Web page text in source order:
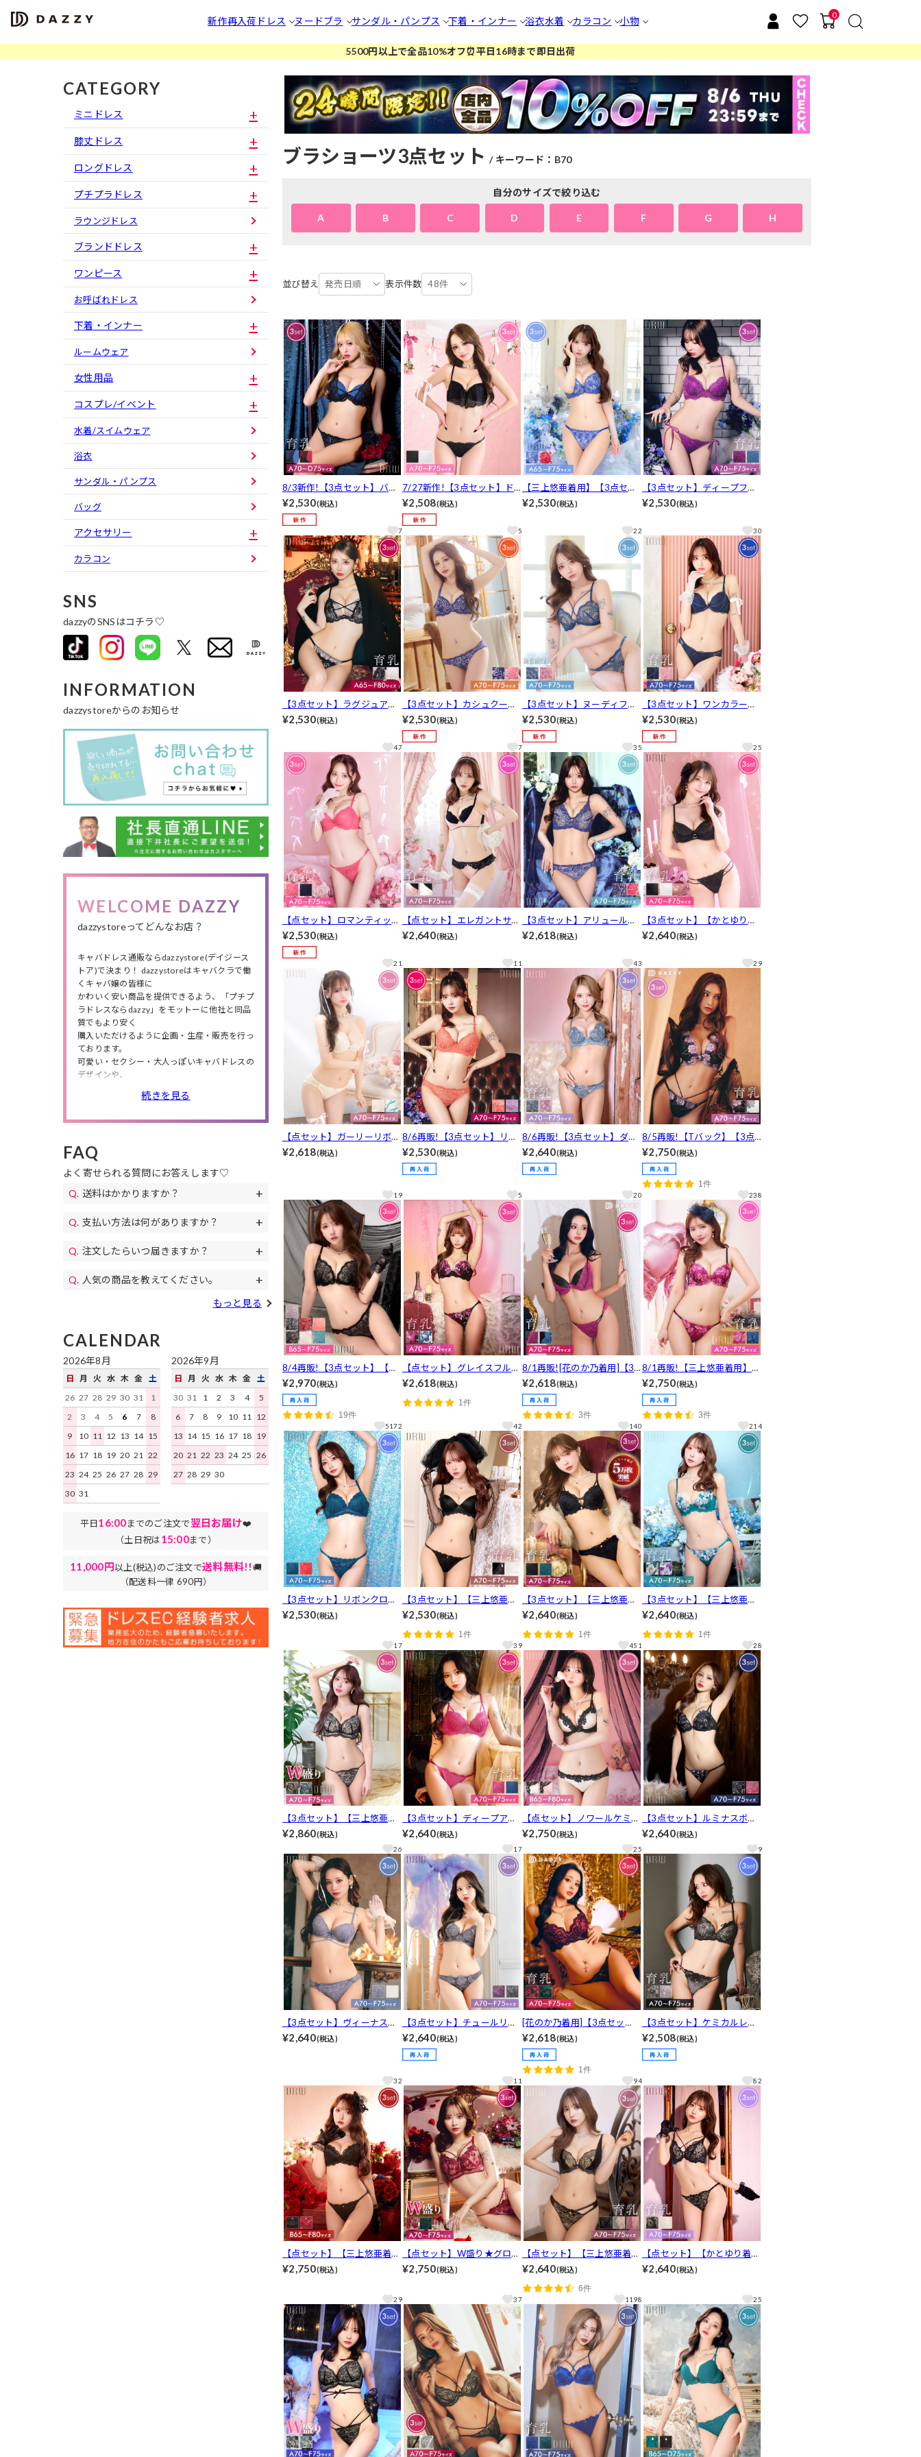
新作再入荷 ドレス ヌードブラ サンダル・パンプス 下着・インナー 浴衣水着 カラコン 小物
0
5500円以上で全品10%オフ⏰平日16時まで即日出荷
CATEGORY
ミニドレス
膝丈ドレス
ロングドレス
プチプラドレス
ラウンジドレス
ブランドドレス
ワンピース
お呼ばれドレス
下着・インナー
ルームウェア
女性用品
コスプレ/イベント
水着/スイムウェア
浴衣
サンダル・パンプス
バッグ
アクセサリー
カラコン
SNS
dazzyのSNSはコチラ♡
INFORMATION
dazzystoreからのお知らせ
WELCOME DAZZY
dazzystoreってどんなお店？
キャバドレス通販ならdazzystore(デイジース
トア)で決まり！ dazzystoreはキャバクラで働
くキャバ嬢の皆様に
かわいく安い商品を提供できるよう、「プチプ
ラドレスならdazzy」をモットーに他社と同品
質でもより安く
購入いただけるように企画・生産・販売を行っ
ております。
可愛い・セクシー・大人っぽいキャバドレスの
デザインや、
高級ドレス・韓国ドレス、結婚式・特別な日に
私服や同伴で使えるワンピースも多数取り扱っ
シチュエーションやニーズによってドレスが選
べます。
お得なクーポンも配布!下着やアクセサリー、
土日祝日も午後遅くまで当日発送しており
すぐにお届けします。
続きを見る
FAQ
よく寄せられる質問にお答えします♡
送料はかかりますか？
11,000円(税込)以上のご注文で送料無料
になります。毎月イベントで送料無料の
日もあります。
支払い方法は何がありますか？
ャリア決済、RPay(楽天Pay)、NP後払
い、Paidyがご利用いただけます。
注文したらいつ届きますか？
祝日は15時までのご注文を原則として当
日発送いたします。地域ごとにお届け迄
い。
人気の商品を教えてください。
デイジーストアで人気の商品はこちらの
もっと見る
CALENDAR
2026年8月
日 月 火 水 木 金
土
26 27 28 29 30 31
1
2
3 4 5 6 7
8
9
10 11 12 13 14 15
16 17 18 19 20 21
22
23 24 25 26 27 28 29
30 31
2026年9月
日 月 火 水 木 金
土
30 31 1 2 3 4
5
6
7 8 9 10 11
12
13 14 15 16 17 18 19
20 21 22 23 24 25 26
27 28 29 30
平日16:00までのご注文で翌日お届け❤️
（土日祝は15:00まで）
11,000円以上(税込)のご注文で送料無料!!🚚
（配送料一律 690円）
ブラショーツ3点セット キーワード：B70
自分のサイズで絞り込む
A B C D E F G H
並び替え 発売日順 表示件数 48件
8/3新作!【3点セット】バイ
カラークロスコード育乳脇高
ブラジャー&フルバック&Tバ
ックショーツ[推し]
¥2,530(税込)
7
7/27新作!【3点セット】ド
レッシーシアーレースブラジ
ャー&フルバック&Tバックシ
ョーツ[推し]
¥2,508(税込)
5
【三上悠亜着用】【3点セッ
ト】クラシカルアーチフラワ
¥2,530(税込)
22
【3点セット】ディープフロ
ーラルレース育乳脇高ブラジ
¥2,530(税込)
30
【3点セット】ラグジュアリ
ーチュールレース育乳脇高ブ
¥2,530(税込)
47
【3点セット】カシュクール
フラワーレーシィブラジャー
&バック透けフルバック&Tバ
ックショーツ[推し]
¥2,530(税込)
7
【3点セット】ヌーディファ
ンシーコード育乳脇高ブラジ
ャー&バック透けフルバック
&Tバックショーツ[推し]
¥2,530(税込)
35
【3点セット】ワンカラーコ
ード育乳脇高ブラジャー&バ
ック透けフルバック&Tバッ
クショーツ[推し]
¥2,530(税込)
25
【点セット】ロマンティック
リボンレース育乳脇高ブラジ
ャー&バック透けフルバック
&Tバックショーツ[推し]
¥2,530(税込)
21
【点セット】エレガントサテ
ンレース育乳脇高ブラジャー
¥2,640(税込)
11
【3点セット】アリュールレ
ースコード育乳脇高ブラジャ
¥2,618(税込)
43
【3点セット】【かとゆり着
用】リングレーシィクロス育
ク&Tバックショーツ[推し]
¥2,640(税込)
29
【点セット】ガーリーリボン
レースアップブラジャー&バ
¥2,618(税込)
19
8/6再販!【3点セット】リボ
ンコードレーシィブラジャー
&バック透けフルバック&Tバ
ックショーツ[推し]
¥2,530(税込)
5
8/6再販!【3点セット】ダス
ティフラワーブルーム育乳脇
高ブラジャー&フルバック&T
バックショーツ[推し]
¥2,640(税込)
20
8/5再販!【Tバック】【3点
セット】ダスティブリリアン
トフラワー育乳ブラジャー&
フルバック&Tバックショー
ツ[推し]
¥2,750(税込)
1件
238
8/4再販!【3点セット】【三
上悠亜着用】ヴィーナスヌー
ディブラジャー&バック透け
フルバックショーツ&ハーフ
バックショーツ[推し]
¥2,970(税込)
19件
5172
【点セット】グレイスフルロ
ーズ育乳脇高ブラジャー&フ
[推し]
¥2,618(税込)
1件
42
8/1再販![花のか乃着用]【3
点セット】シャドウレーシィ
ストリング育乳ブラジャー&
バック透けフルバック&Tバ
ックショーツ[推し]
¥2,618(税込)
3件
140
8/1再販!【三上悠亜着用】
【3点セット】ディープマー
ベラスローズ育乳脇高ブラジ
ャー&バック透けフルバック
&Tバックショーツ [推し]
¥2,750(税込)
3件
214
【3点セット】リボンクロス
レーシィブラジャー&フルバ
¥2,530(税込)
17
【3点セット】【三上悠亜着
用】エレガントグロウレース
ック&Tバックショーツ[推し]
¥2,530(税込)
1件
39
【3点セット】【三上悠亜着
用】ビューティーレーシィク
透けフルバック&Tバックシ
ョーツ[推し]
¥2,640(税込)
1件
451
【3点セット】【三上悠亜着
用】グラマラスブロッサム育
ク&Tバックショーツ[推し]
¥2,640(税込)
1件
28
【3点セット】【三上悠亜着
用】W盛り★リュクスシアー
レース育乳脇高ブラジャー&
フルバック&Tバックショー
ツ[推し]
¥2,860(税込)
26
【3点セット】ディープアイ
ラッシュレース育乳脇高ブラ
ジャー&フルバック&Tバック
ショーツ
¥2,640(税込)
17
【点セット】ノワールケミカ
ルレースブラジャー&バック
透けフルバック＆ハーフバッ
クショーツ[推し]
¥2,750(税込)
25
【3点セット】ルミナスボタ
ニカルフラワーブラジャー&
フルバック&Tバックショー
ツ[推し]
¥2,640(税込)
9
【3点セット】ヴィーナスコ
ードレーシィブラジャー&バ
¥2,640(税込)
32
【3点セット】チュールリボ
ンエンブロイダリーブラジャ
ー&フルバックショーツ&Tバ
ックショーツ[推し]
¥2,640(税込)
11
[花のか乃着用]【3点セッ
ト】ディープレーシィスピン
ドル育乳ブラジャー&フルバ
ック&Tバックショーツ[推し]
¥2,618(税込)
1件
94
【3点セット】ケミカルレー
シィストリング育乳ブラジャ
ー&バック透けフルバック&T
バックショーツ[推し]
¥2,508(税込)
82
【点セット】【三上悠亜着
用】エレガントカシュクール
けフルバック&Tバックショ
ーツ[推し]
¥2,750(税込)
29
【点セット】W盛り★グロッ
シーローズ育乳脇高ブラジャ
¥2,750(税込)
37
【点セット】【三上悠亜着
用】ヌーディベールセクシー
フルバックショーツ&Tバッ
クショーツ [推し]
¥2,640(税込)
6件
1198
【点セット】【かとゆり着
用】ミスティックヌーディー
フルバック&Tバックショー
ツ[推し]
¥2,640(税込)
25